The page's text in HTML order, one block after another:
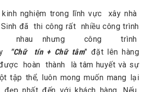
nghiệm trong lĩnh vực xây nhà
đã thi công rất nhiều công trình
nhau nhưng công trình
"Chữ tín + Chữ tâm" đặt lên hàng
hoàn thành là tâm huyết và sự
tập thể, luôn mong muốn mang lại